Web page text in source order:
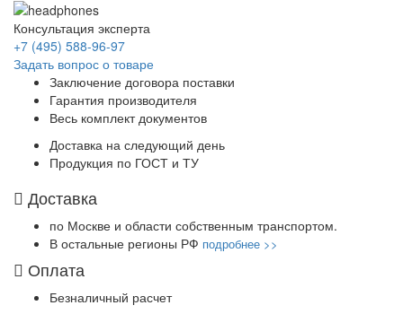
Консультация эксперта
+7 (495) 588-96-97
Задать вопрос о товаре
Заключение договора поставки
Гарантия производителя
Весь комплект документов
Доставка на следующий день
Продукция по ГОСТ и ТУ
Доставка
по Москве и области собственным транспортом.
В остальные регионы РФ подробнее >>
Оплата
Безналичный расчет